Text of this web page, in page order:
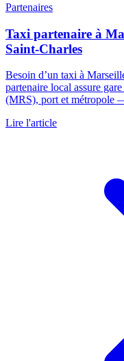
Partenaires
Taxi partenaire à
Saint-Charles
Besoin d’un taxi à
partenaire local assure
(MRS), port et métropole
Lire l'article